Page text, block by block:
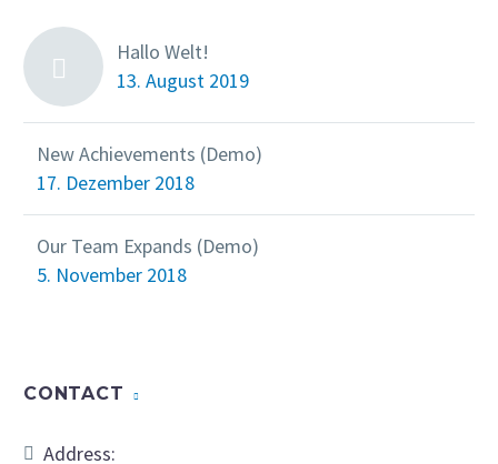
Hallo Welt!
13. August 2019
New Achievements (Demo)
17. Dezember 2018
Our Team Expands (Demo)
5. November 2018
CONTACT
Address: